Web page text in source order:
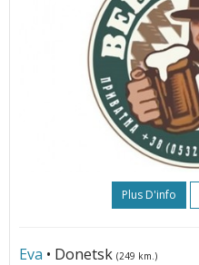
Plus D'info
Eva • Donetsk (249 km.)